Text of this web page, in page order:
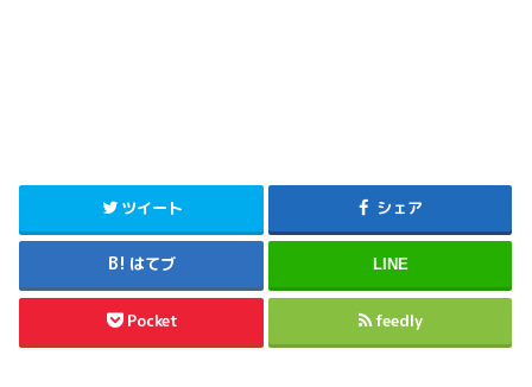
ツイート シェア
はてブ LINE
Pocket feedly